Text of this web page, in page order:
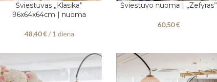
PASIRINKITE DATAS
Šviestuvas „Klasika”
96x64x64cm | nuoma
48,40€/ 1 diena
Į KREPŠELĮ
Šviestuvo nuoma | „Zefyras”
60,50€